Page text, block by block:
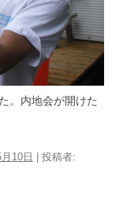
。内地会が開けた
10日
投稿者: